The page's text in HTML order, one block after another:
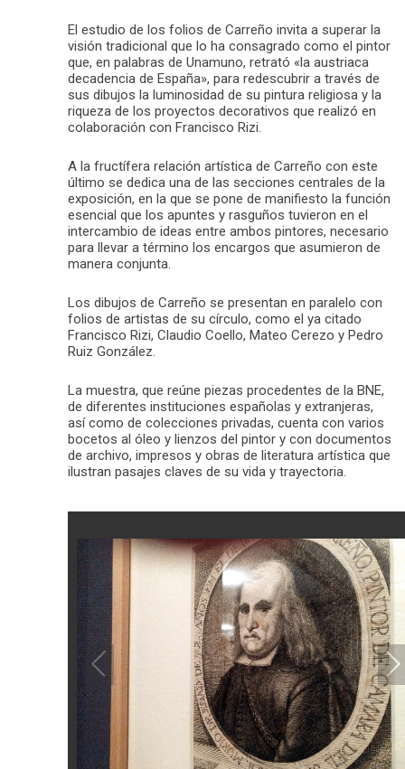
El estudio de los folios de Carreño invita a superar la
visión tradicional que lo ha consagrado como el pintor
que, en palabras de Unamuno, retrató «la austriaca
decadencia de España», para redescubrir a través de
sus dibujos la luminosidad de su pintura religiosa y la
riqueza de los proyectos decorativos que realizó en
colaboración con Francisco Rizi.
A la fructífera relación artística de Carreño con este
último se dedica una de las secciones centrales de la
exposición, en la que se pone de manifiesto la función
esencial que los apuntes y rasguños tuvieron en el
intercambio de ideas entre ambos pintores, necesario
para llevar a término los encargos que asumieron de
manera conjunta.
Los dibujos de Carreño se presentan en paralelo con
folios de artistas de su círculo, como el ya citado
Francisco Rizi, Claudio Coello, Mateo Cerezo y Pedro
Ruiz González.
La muestra, que reúne piezas procedentes de la BNE,
de diferentes instituciones españolas y extranjeras,
así como de colecciones privadas, cuenta con varios
bocetos al óleo y lienzos del pintor y con documentos
de archivo, impresos y obras de literatura artística que
ilustran pasajes claves de su vida y trayectoria.